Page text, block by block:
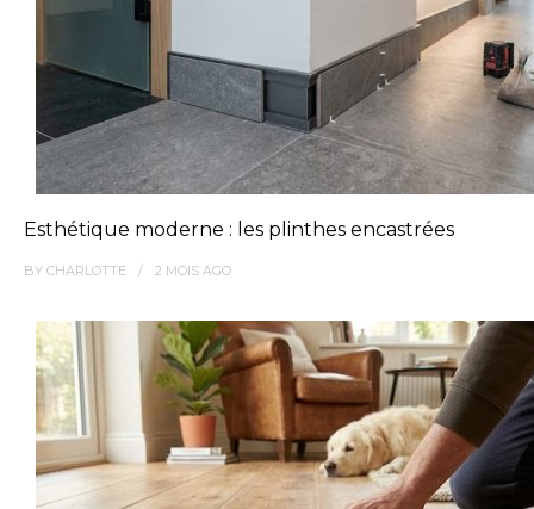
Esthétique moderne : les plinthes encastrées
BY CHARLOTTE 2 MOIS AGO